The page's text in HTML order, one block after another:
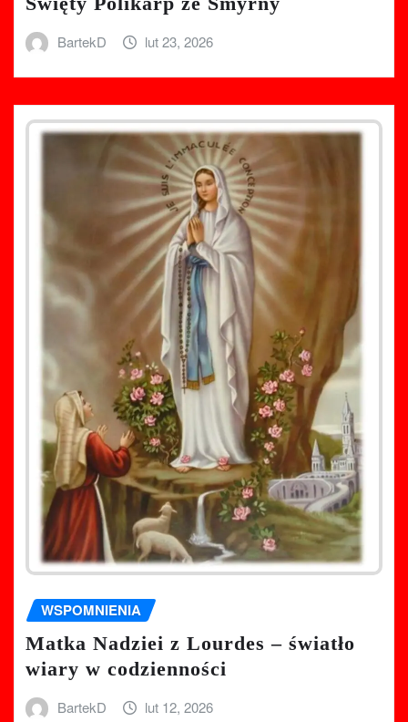
BartekD lut 23, 2026
WSPOMNIENIA
Matka Nadziei z Lourdes – światło
wiary w codzienności
BartekD lut 12, 2026